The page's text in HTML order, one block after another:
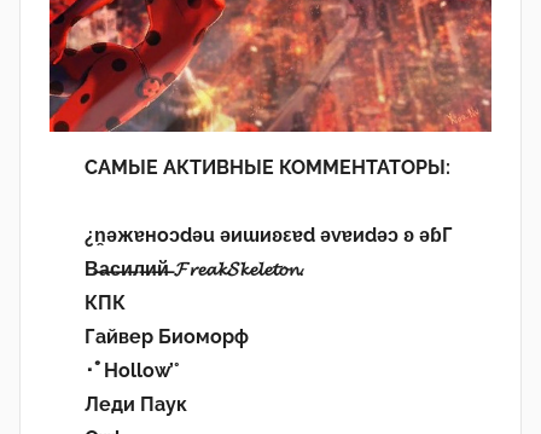
САМЫЕ АКТИВНЫЕ КОММЕНТАТОРЫ:
¿n̯ǝжɐноɔdǝu ǝиɯиʚεɐd ǝvɐиdǝɔ ʚ ǝɓГ
В̶а̶с̶и̶л̶и̶й̶ 𝓕𝓻𝓮𝓪𝓴𝓢𝓴𝓮𝓵𝓮𝓽𝓸𝓷.
КПК
Гайвер Биоморф
･ﾟHollow’°
Леди Паук